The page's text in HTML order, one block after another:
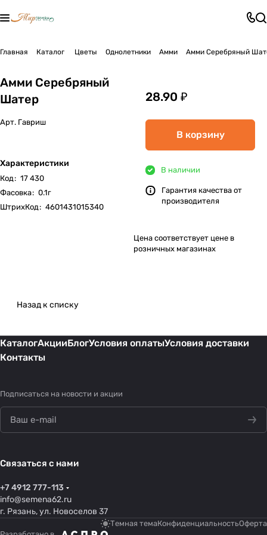
Главная Каталог Цветы Однолетники Амми Амми Серебряный
Амми Серебряный
Шатер
Арт. Гавриш
Характеристики
Код: 17 430
Фасовка: 0.1г
ШтрихКод: 4601431015340
28.90 ₽
В корзину
В наличии
Гарантия качества от
производителя
Цена соответствует цене в
розничных магазинах
Назад к списку
КаталогАкцииБлогУсловия оплатыУсловия доставки
Контакты
Подписаться на новости и акции
Связаться с нами
+7 4912 777-113
info@semena62.ru
г. Рязань, ул. Новоселов 37
Темная темаКонфиденциальностьОферта